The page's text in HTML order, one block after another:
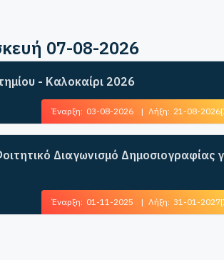
07-08-2026
- Καλοκαίρι 2026
Έναρξη: 03-08-2026 | Λήξη: 21-08-2026
Διαγωνισμό Δημοσιογραφίας
Έναρξη: 01-11-2025 | Λήξη: 31-01-2027